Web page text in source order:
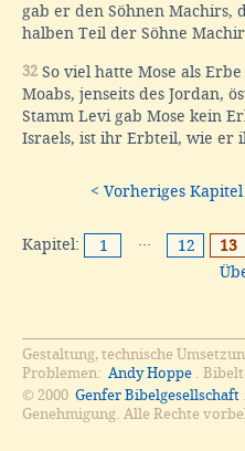
gab er den Söhnen Machirs,
halben Teil der Söhne
32 So viel hatte Mose als
Moabs, jenseits des Jordan,
Stamm Levi gab Mose kein
Israels, ist ihr Erbteil, wie er
< Vorheriges Kapitel
Kapitel: 1 ··· 12 13
Gestaltung, technische
Problemen: Andy Hoppe
.
© 2000 Genfer Bibelgesellschaft
Genehmigung. Alle Rechte